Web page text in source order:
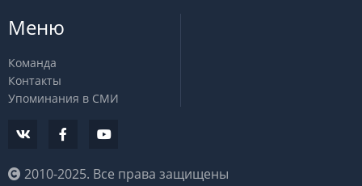
Меню
Команда
Контакты
Упоминания в СМИ
2010-2025. Все права защищены